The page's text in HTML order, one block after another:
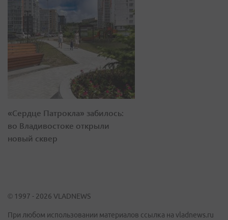
«Сердце Патрокла» забилось:
во Владивостоке открыли
новый сквер
© 1997 - 2026 VLADNEWS
При любом использовании материалов ссылка на vladnews.ru